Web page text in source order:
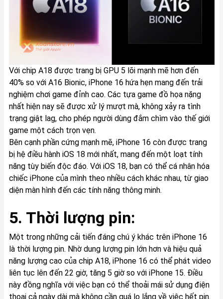
Với chip A18 được trang bị GPU 5 lõi mạnh mẽ hơn đến
40% so với A16 Bionic, iPhone 16 hứa hẹn mang đến trải
nghiệm chơi game đỉnh cao. Các tựa game đồ họa nặng
nhất hiện nay sẽ được xử lý mượt mà, không xảy ra tình
trạng giật lag, cho phép người dùng đắm chìm vào thế giới
game một cách trọn vẹn.
Bên cạnh phần cứng mạnh mẽ, iPhone 16 còn được trang
bị hệ điều hành iOS 18 mới nhất, mang đến một loạt tính
năng tùy biến độc đáo. Với iOS 18, bạn có thể cá nhân hóa
chiếc iPhone của mình theo nhiều cách khác nhau, từ giao
diện màn hình đến các tính năng thông minh.
5. Thời lượng pin:
Một trong những cải tiến đáng chú ý khác trên iPhone 16
là thời lượng pin. Nhờ dung lượng pin lớn hơn và hiệu quả
năng lượng cao của chip A18, iPhone 16 có thể phát video
liên tục lên đến 22 giờ, tăng 5 giờ so với iPhone 15. Điều
này đồng nghĩa với việc bạn có thể thoải mái sử dụng điện
thoại cả ngày dài mà không cần quá lo lắng về việc hết pin.